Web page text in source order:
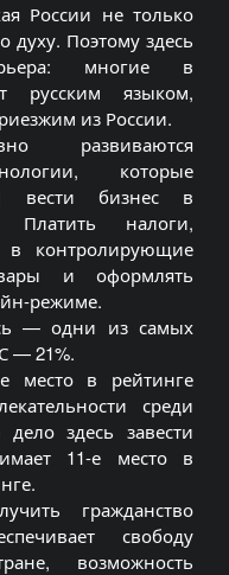
России не только
духу. Поэтому здесь
многие в
русским языком,
из России.
развиваются
которые
вести бизнес в
Платить налоги,
в контролирующие
и оформлять
режиме.
— одни из самых
— 21%.
место в рейтинге
среди
здесь завести
11-е место в
гражданство
свободу
возможность